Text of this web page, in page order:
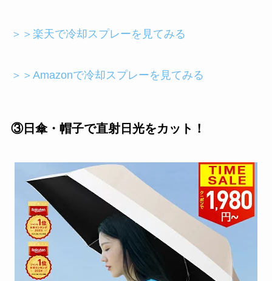
＞＞楽天で冷却スプレーを見てみる
＞＞Amazonで冷却スプレーを見てみる
③日傘・帽子で直射日光をカット！